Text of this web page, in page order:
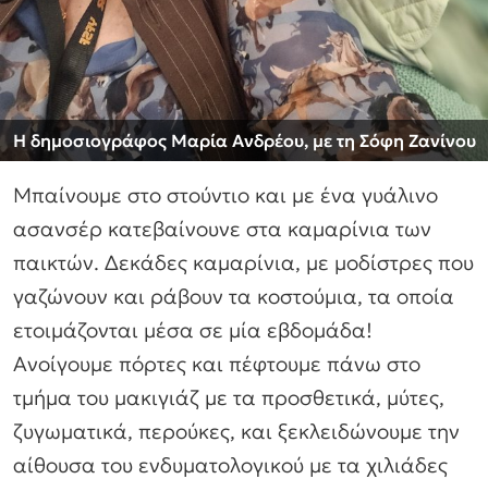
Η δημοσιογράφος Μαρία Ανδρέου, με τη Σόφη Ζανίνου
Μπαίνουμε στο στούντιο και με ένα γυάλινο
ασανσέρ κατεβαίνουνε στα καμαρίνια των
παικτών. Δεκάδες καμαρίνια, με μοδίστρες που
γαζώνουν και ράβουν τα κοστούμια, τα οποία
ετοιμάζονται μέσα σε μία εβδομάδα!
Ανοίγουμε πόρτες και πέφτουμε πάνω στο
τμήμα του μακιγιάζ με τα προσθετικά, μύτες,
ζυγωματικά, περούκες, και ξεκλειδώνουμε την
αίθουσα του ενδυματολογικού με τα χιλιάδες